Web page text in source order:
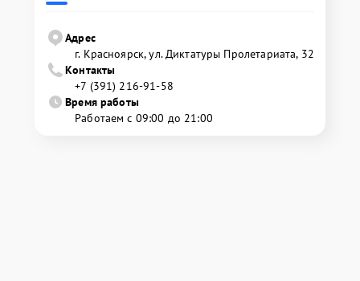
Адрес
г. Красноярск, ул. Диктатуры Пролетариата, 32
Контакты
+7 (391) 216-91-58
Время работы
Работаем с 09:00 до 21:00